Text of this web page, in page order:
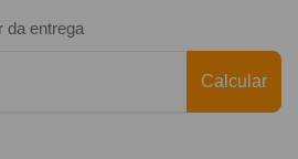
da entrega
Calcular